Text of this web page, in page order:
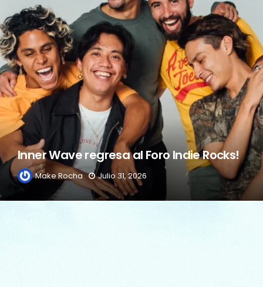
Inner Wave regresa al Foro Indie Rocks!
Make Rocha Julio 31, 2026